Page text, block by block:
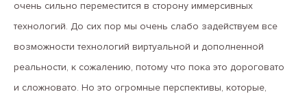
очень сильно переместится в сторону иммерсивных
технологий. До сих пор мы очень слабо задействуем все
возможности технологий виртуальной и дополненной
реальности, к сожалению, потому что пока это дороговато
и сложновато. Но это огромные перспективы, которые,